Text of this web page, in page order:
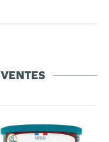
VENTES